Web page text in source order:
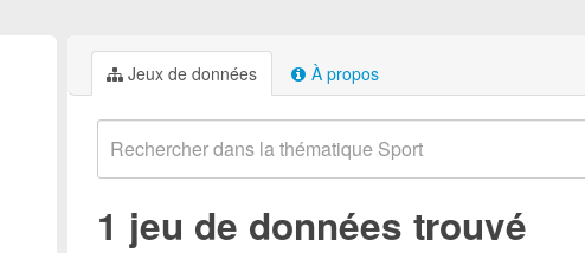
Jeux de données À propos
1 jeu de données trouvé